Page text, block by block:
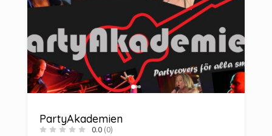
PartyAkademien
0.0 (0)